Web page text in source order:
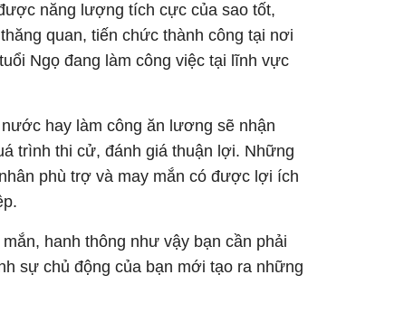
năng lượng tích cực của sao tốt,
quan, tiến chức thành công tại nơi
Ngọ đang làm công việc tại lĩnh vực
hay làm công ăn lương sẽ nhận
trình thi cử, đánh giá thuận lợi. Những
phù trợ và may mắn có được lợi ích
hanh thông như vậy bạn cần phải
sự chủ động của bạn mới tạo ra những